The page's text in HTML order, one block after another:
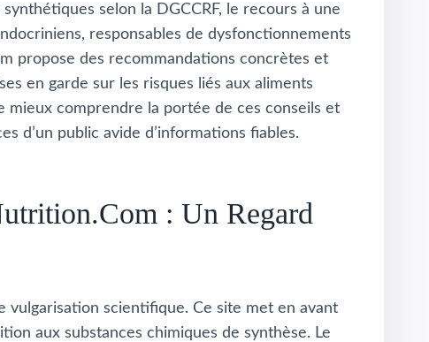
selon la DGCCRF, le recours à une
responsables de dysfonctionnements
propose des recommandations concrètes et
en garde sur les risques liés aux aliments
mieux comprendre la portée de ces conseils et
d’un public avide d’informations fiables.
: Un Regard
vulgarisation scientifique. Ce site met en avant
aux substances chimiques de synthèse. Le